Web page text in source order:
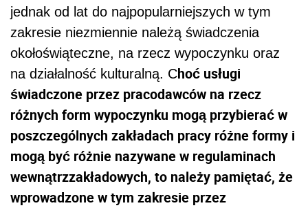
jednak od lat do najpopularniejszych w tym
zakresie niezmiennie należą świadczenia
okołoświąteczne, na rzecz wypoczynku oraz
na działalność kulturalną. Choć usługi
świadczone przez pracodawców na rzecz
różnych form wypoczynku mogą przybierać w
poszczególnych zakładach pracy różne formy i
mogą być różnie nazywane w regulaminach
wewnątrzzakładowych, to należy pamiętać, że
wprowadzone w tym zakresie przez